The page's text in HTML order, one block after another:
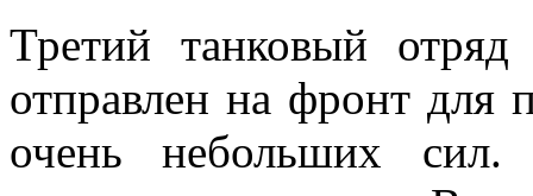
Третий танковый
отправлен на фронт
очень небольших